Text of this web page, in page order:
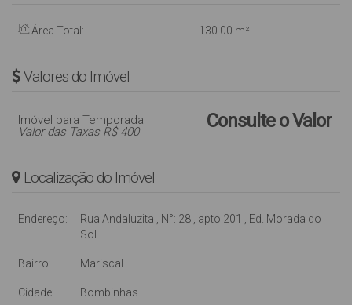
Área Total: 130.00 m²
Valores do Imóvel
Consulte o Valor
Imóvel para Temporada
Valor das Taxas R$ 400
Localização do Imóvel
Endereço: Rua Andaluzita , N°: 28 , apto 201 , Ed. Morada do
Sol
Bairro: Mariscal
Cidade: Bombinhas